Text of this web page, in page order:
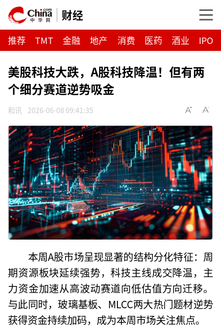
财经
推荐 TMT 金融 地产 消费 医药 酒业 IPO
美股科技大跌，A股科技降温！但有两
个细分赛道逆势吸金
和讯 2026-06-08 09:41:35
本周A股市场呈现显著的结构分化特征：周
期资源板块延续强势，科技主线成交降温，主
力资金加速从高波动赛道向低估值方向迁移。
与此同时，玻璃基板、MLCC两大热门题材逆势
获得资金持续加码，成为本周市场关注焦点。